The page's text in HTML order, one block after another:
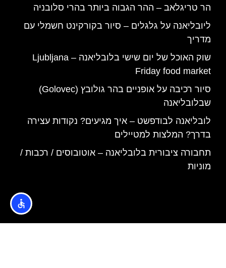
הר טריגלאב – ההר הגבוה ביותר בהרי סלובניה
ליובליאנה על גלגלים – סיור בקורקינט חשמלי עם
מדריך
שוק האוכל של יום שישי בלובליאנה – Ljubljana
Friday food market
סיור רכיבה על אופניים בהר גולובץ (Golovec)
שבלובליאנה
לובליאנה לבודפשט – איך מגיעים? נקודות עצירה
בדרך? המלצות למטיילים
תחבורה ציבורית בלובליאנה – אוטובוסים / רכבות /
מוניות